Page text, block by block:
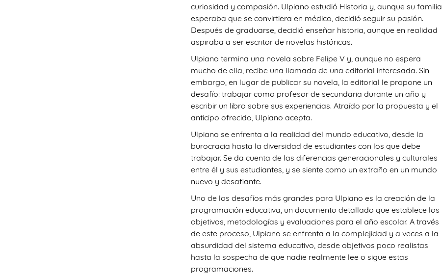
curiosidad y compasión. Ulpiano estudió Historia y, aunque su familia
esperaba que se convirtiera en médico, decidió seguir su pasión.
Después de graduarse, decidió enseñar historia, aunque en realidad
aspiraba a ser escritor de novelas históricas.
Ulpiano termina una novela sobre Felipe V y, aunque no espera
mucho de ella, recibe una llamada de una editorial interesada. Sin
embargo, en lugar de publicar su novela, la editorial le propone un
desafío: trabajar como profesor de secundaria durante un año y
escribir un libro sobre sus experiencias. Atraído por la propuesta y el
anticipo ofrecido, Ulpiano acepta.
Ulpiano se enfrenta a la realidad del mundo educativo, desde la
burocracia hasta la diversidad de estudiantes con los que debe
trabajar. Se da cuenta de las diferencias generacionales y culturales
entre él y sus estudiantes, y se siente como un extraño en un mundo
nuevo y desafiante.
Uno de los desafíos más grandes para Ulpiano es la creación de la
programación educativa, un documento detallado que establece los
objetivos, metodologías y evaluaciones para el año escolar. A través
de este proceso, Ulpiano se enfrenta a la complejidad y a veces a la
absurdidad del sistema educativo, desde objetivos poco realistas
hasta la sospecha de que nadie realmente lee o sigue estas
programaciones.